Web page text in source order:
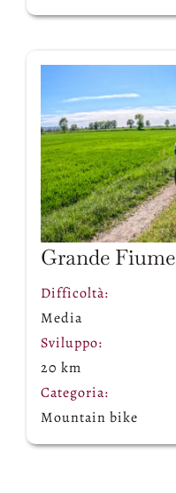
Grande Fiume
Difficoltà:
Media
Sviluppo:
20 km
Categoria:
Mountain bike